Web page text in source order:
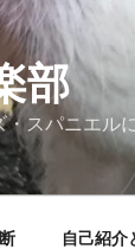
部
スパニエル
自己紹介